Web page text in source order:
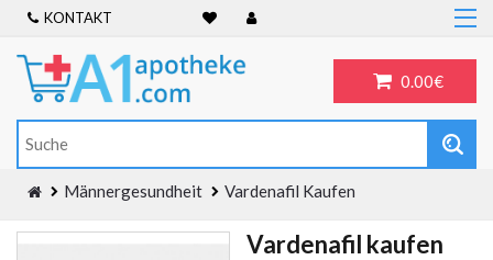
KONTAKT
0.00€
Home
Frauengesundheit
ADHS
Allergien
Männergesundheit Vardenafil Kaufen
Vardenafil kaufen